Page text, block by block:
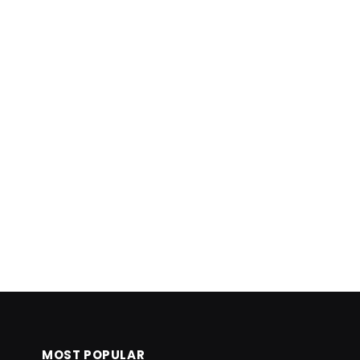
MOST POPULAR